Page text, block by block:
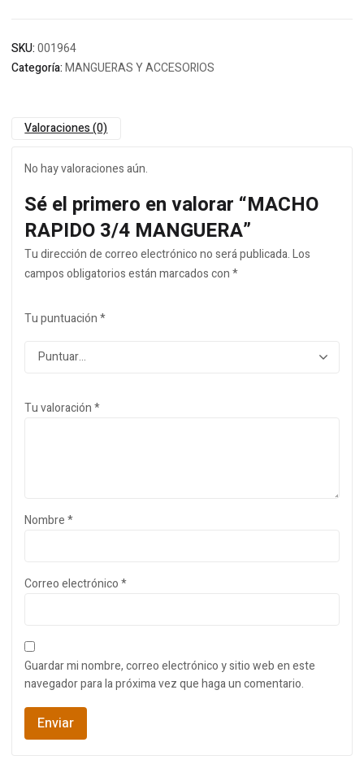
SKU:001964
Categoría:MANGUERAS Y ACCESORIOS
Valoraciones (0)
No hay valoraciones aún.
Sé el primero en valorar “MACHO
RAPIDO 3/4 MANGUERA”
Tu dirección de correo electrónico no será publicada.Los
campos obligatorios están marcados con*
Tu puntuación*
Tu valoración*
Nombre*
Correo electrónico*
Guardar mi nombre, correo electrónico y sitio web en este
navegador para la próxima vez que haga un comentario.